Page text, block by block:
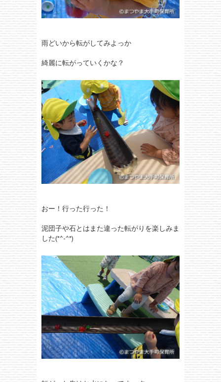
雨どいから転がしてみよっか
綺麗に転がっていくかな？
おー！行った行った！
泥団子や石とはまた違った転がりを楽しみま
した(*^-^*)